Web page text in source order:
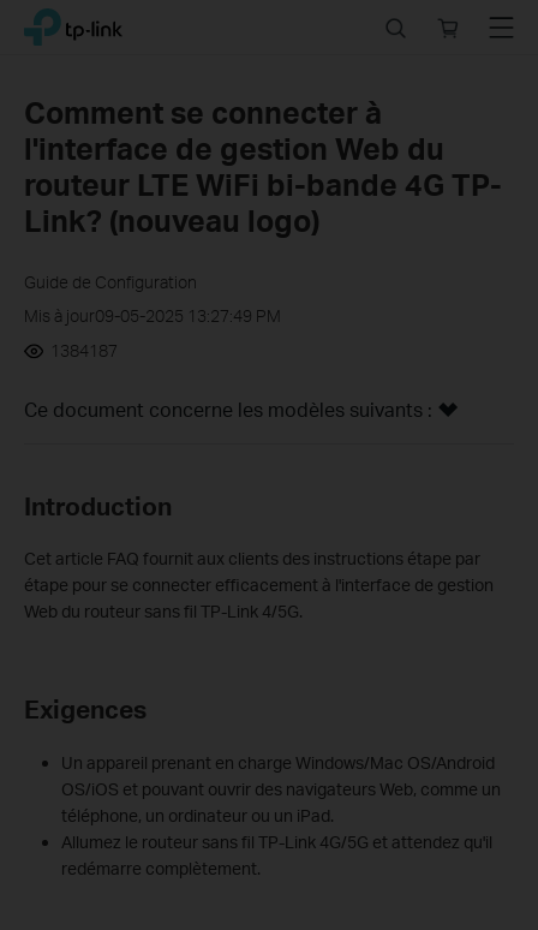
Click
navigation
TP-Link, Reliably Smart
store
Menu
Comment se connecter à
l'interface de gestion Web du
routeur LTE WiFi bi-bande 4G TP-
Link? (nouveau logo)
Guide de Configuration
Mis à jour09-05-2025 13:27:49 PM
1384187
Ce document concerne les modèles suivants :
Introduction
Cet article FAQ fournit aux clients des instructions étape par
étape pour se connecter efficacement à l'interface de gestion
Web du routeur sans fil TP-Link 4/5G.
Exigences
Un appareil prenant en charge Windows/Mac OS/Android
OS/iOS et pouvant ouvrir des navigateurs Web, comme un
téléphone, un ordinateur ou un iPad.
Allumez le routeur sans fil TP-Link 4G/5G et attendez qu'il
redémarre complètement.